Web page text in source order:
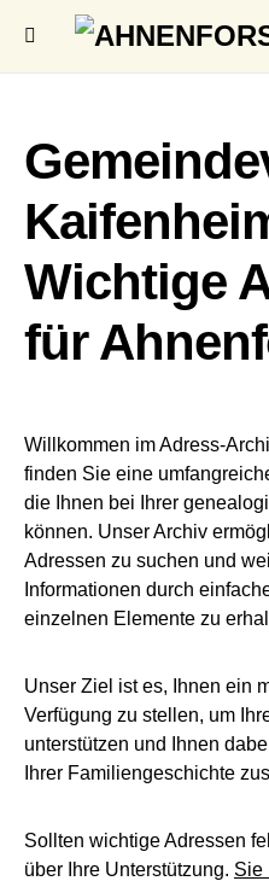
Wichtige
für
Willkommen im Adress-
finden Sie eine
die Ihnen bei Ihrer
können. Unser Archiv
Adressen zu suchen und
Informationen durch
einzelnen Elemente zu
Unser Ziel ist es, Ihnen ein
Verfügung zu stellen, um
unterstützen und Ihnen
Ihrer Familiengeschichte
Sollten wichtige Adressen
über Ihre Unterstützung. Sie